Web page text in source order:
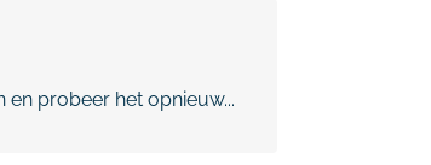
probeer het opnieuw...